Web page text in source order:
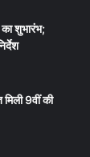
शुभारंभ;
9वीं की